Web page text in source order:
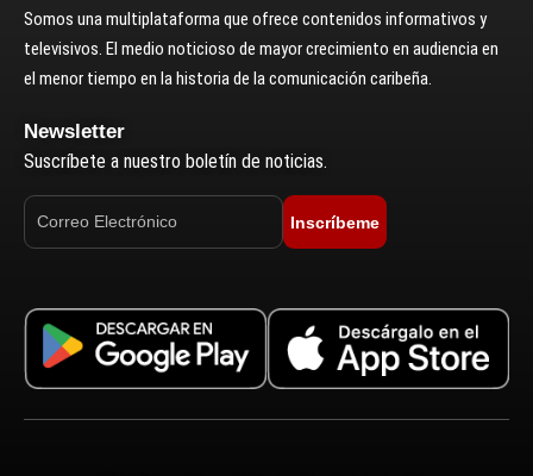
Somos una multiplataforma que ofrece contenidos informativos y
televisivos. El medio noticioso de mayor crecimiento en audiencia en
el menor tiempo en la historia de la comunicación caribeña.
Newsletter
Suscríbete a nuestro boletín de noticias.
Inscríbeme